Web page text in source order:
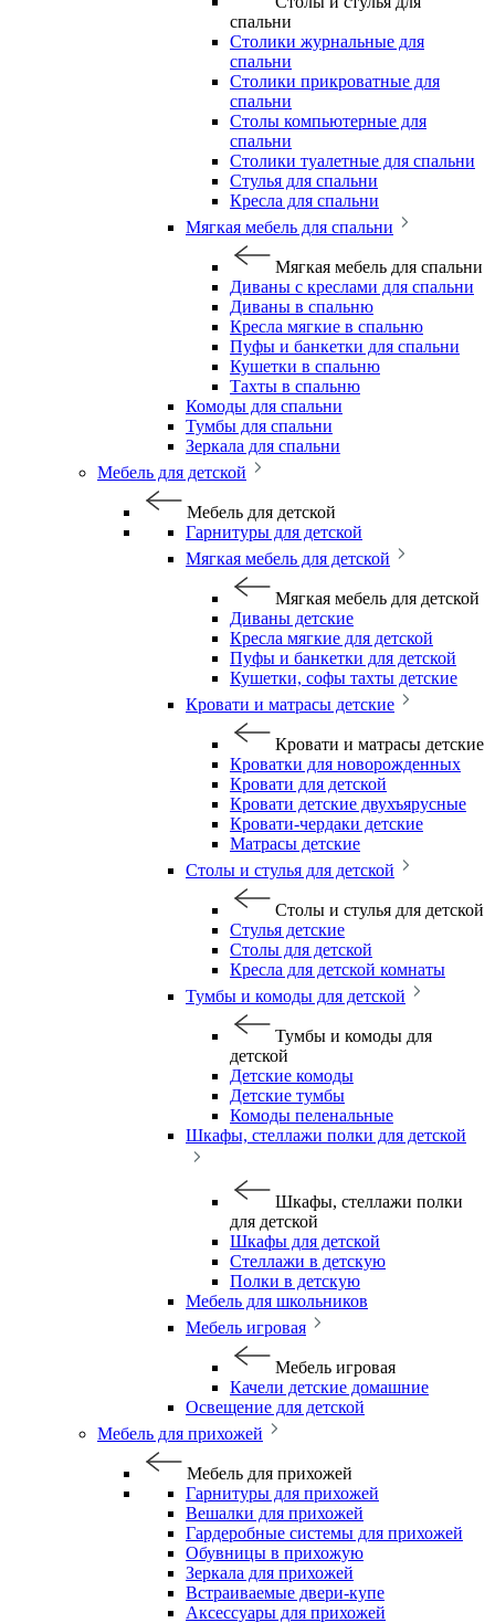
спальни
Столики журнальные для
спальни
Столики прикроватные для
спальни
Столы компьютерные для
спальни
Столики туалетные для спальни
Стулья для спальни
Кресла для спальни
Мягкая мебель для спальни
Мягкая мебель для спальни
Диваны с креслами для спальни
Диваны в спальню
Кресла мягкие в спальню
Пуфы и банкетки для спальни
Кушетки в спальню
Тахты в спальню
Комоды для спальни
Тумбы для спальни
Зеркала для спальни
Мебель для детской
Мебель для детской
Гарнитуры для детской
Мягкая мебель для детской
Мягкая мебель для детской
Диваны детские
Кресла мягкие для детской
Пуфы и банкетки для детской
Кушетки, софы тахты детские
Кровати и матрасы детские
Кровати и матрасы детские
Кроватки для новорожденных
Кровати для детской
Кровати детские двухъярусные
Кровати-чердаки детские
Матрасы детские
Столы и стулья для детской
Столы и стулья для детской
Стулья детские
Столы для детской
Кресла для детской комнаты
Тумбы и комоды для детской
Тумбы и комоды для
детской
Детские комоды
Детские тумбы
Комоды пеленальные
Шкафы, стеллажи полки для детской
Шкафы, стеллажи полки
для детской
Шкафы для детской
Стеллажи в детскую
Полки в детскую
Мебель для школьников
Мебель игровая
Мебель игровая
Качели детские домашние
Освещение для детской
Мебель для прихожей
Мебель для прихожей
Гарнитуры для прихожей
Вешалки для прихожей
Гардеробные системы для прихожей
Обувницы в прихожую
Зеркала для прихожей
Встраиваемые двери-купе
Аксессуары для прихожей